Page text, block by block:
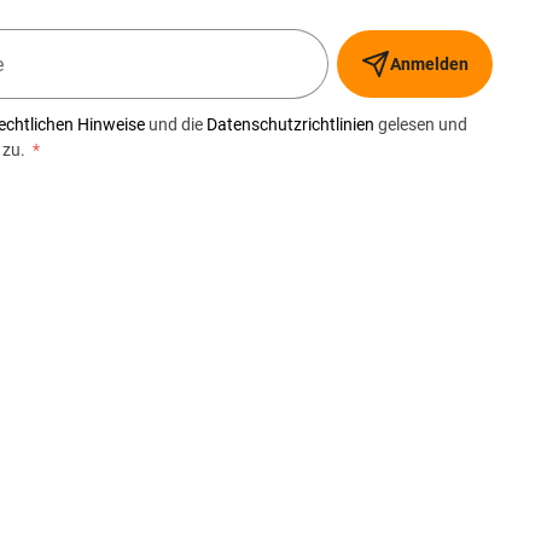
Anmelden
Hinweise und die Datenschutzrichtlinien gelesen und
*